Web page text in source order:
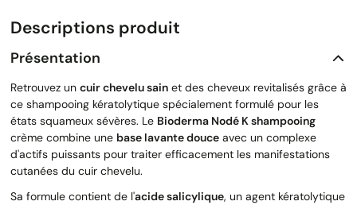
Descriptions produit
Présentation
Retrouvez un cuir chevelu sain et des cheveux revitalisés grâce à
ce shampooing kératolytique spécialement formulé pour les
états squameux sévères. Le Bioderma Nodé K shampooing
crème combine une base lavante douce avec un complexe
d'actifs puissants pour traiter efficacement les manifestations
cutanées du cuir chevelu.
Sa formule contient de l'acide salicylique, un agent kératolytique